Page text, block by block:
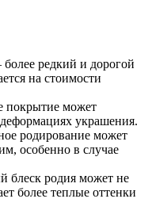
редкий и дорогой
на стоимости
покрытие может
украшения.
родирование может
особенно в случае
блеск родия может не
более теплые оттенки